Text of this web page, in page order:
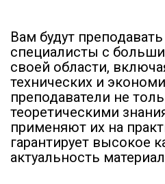
Вам будут
специалисты с
своей области,
технических и
преподаватели не
теоретическими
применяют их на
гарантирует высокое
актуальность